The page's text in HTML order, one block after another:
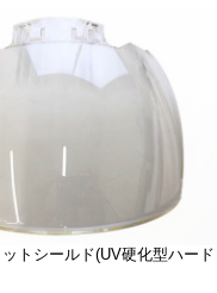
トシールド(UV硬化型ハード